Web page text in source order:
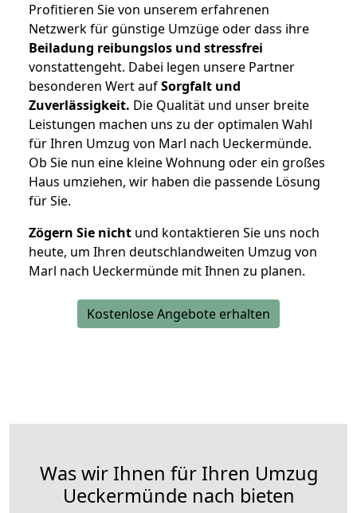
Profitieren Sie von unserem erfahrenen
Netzwerk für günstige Umzüge oder dass ihre
Beiladung reibungslos und stressfrei
vonstattengeht. Dabei legen unsere Partner
besonderen Wert aufSorgfalt und
Zuverlässigkeit. Die Qualität und unser breite
Leistungen machen uns zu der optimalen Wahl
für Ihren Umzug von Marl nach Ueckermünde.
Ob Sie nun eine kleine Wohnung oder ein großes
Haus umziehen, wir haben die passende Lösung
für Sie.
Zögern Sie nicht und kontaktieren Sie uns noch
heute, um Ihren deutschlandweiten Umzug von
Marl nach Ueckermünde mit Ihnen zu planen.
Kostenlose Angebote erhalten
Was wir Ihnen für Ihren Umzug
Ueckermünde nach bieten